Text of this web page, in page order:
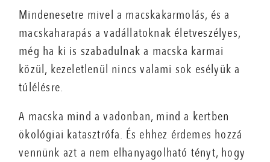
Mindenesetre mivel a macskakarmolás, és a
macskaharapás a vadállatoknak életveszélyes,
még ha ki is szabadulnak a macska karmai
közül, kezeletlenül nincs valami sok esélyük a
túlélésre.
A macska mind a vadonban, mind a kertben
ökológiai katasztrófa. És ehhez érdemes hozzá
vennünk azt a nem elhanyagolható tényt, hogy